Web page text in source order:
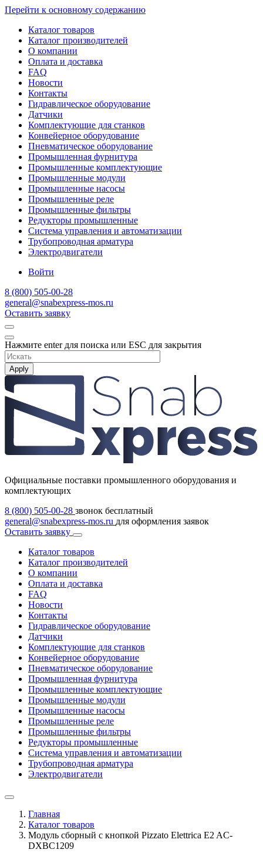
Перейти к основному содержанию
Каталог товаров
Каталог производителей
О компании
Оплата и доставка
FAQ
Новости
Контакты
Гидравлическое оборудование
Датчики
Комплектующие для станков
Конвейерное оборудование
Пневматическое оборудование
Промышленная фурнитура
Промышленные комплектующие
Промышленные модули
Промышленные насосы
Промышленные реле
Промышленные фильтры
Редукторы промышленные
Система управления и автоматизации
Трубопроводная арматура
Электродвигатели
Войти
8 (800) 505-00-28
general@snabexpress-mos.ru
Оставить заявку
Нажмите enter для поиска или ESC для закрытия
Apply
Официальные поставки промышленного оборудования и
комплектующих
8 (800) 505-00-28 звонок бесплатный
general@snabexpress-mos.ru для оформления заявок
Оставить заявку
Каталог товаров
Каталог производителей
О компании
Оплата и доставка
FAQ
Новости
Контакты
Гидравлическое оборудование
Датчики
Комплектующие для станков
Конвейерное оборудование
Пневматическое оборудование
Промышленная фурнитура
Промышленные комплектующие
Промышленные модули
Промышленные насосы
Промышленные реле
Промышленные фильтры
Редукторы промышленные
Система управления и автоматизации
Трубопроводная арматура
Электродвигатели
Главная
Каталог товаров
Модуль сборный с кнопкой Pizzato Elettrica E2 AC-
DXBC1209